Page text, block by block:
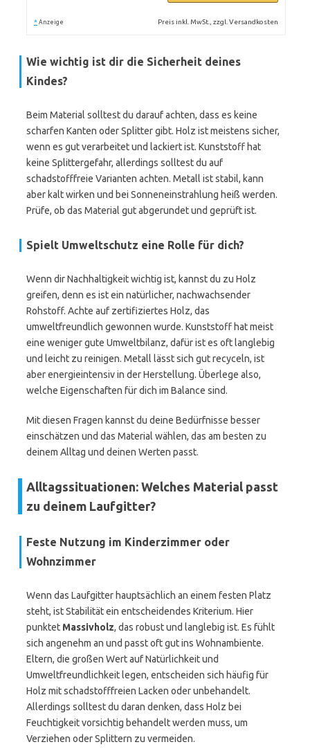
* Anzeige Preis inkl. MwSt., zzgl. Versandkosten
Wie wichtig ist dir die Sicherheit deines
Kindes?
Beim Material solltest du darauf achten, dass es keine
scharfen Kanten oder Splitter gibt. Holz ist meistens sicher,
wenn es gut verarbeitet und lackiert ist. Kunststoff hat
keine Splittergefahr, allerdings solltest du auf
schadstofffreie Varianten achten. Metall ist stabil, kann
aber kalt wirken und bei Sonneneinstrahlung heiß werden.
Prüfe, ob das Material gut abgerundet und geprüft ist.
Spielt Umweltschutz eine Rolle für dich?
Wenn dir Nachhaltigkeit wichtig ist, kannst du zu Holz
greifen, denn es ist ein natürlicher, nachwachsender
Rohstoff. Achte auf zertifiziertes Holz, das
umweltfreundlich gewonnen wurde. Kunststoff hat meist
eine weniger gute Umweltbilanz, dafür ist es oft langlebig
und leicht zu reinigen. Metall lässt sich gut recyceln, ist
aber energieintensiv in der Herstellung. Überlege also,
welche Eigenschaften für dich im Balance sind.
Mit diesen Fragen kannst du deine Bedürfnisse besser
einschätzen und das Material wählen, das am besten zu
deinem Alltag und deinen Werten passt.
Alltagssituationen: Welches Material passt
zu deinem Laufgitter?
Feste Nutzung im Kinderzimmer oder
Wohnzimmer
Wenn das Laufgitter hauptsächlich an einem festen Platz
steht, ist Stabilität ein entscheidendes Kriterium. Hier
punktet Massivholz, das robust und langlebig ist. Es fühlt
sich angenehm an und passt oft gut ins Wohnambiente.
Eltern, die großen Wert auf Natürlichkeit und
Umweltfreundlichkeit legen, entscheiden sich häufig für
Holz mit schadstofffreien Lacken oder unbehandelt.
Allerdings solltest du daran denken, dass Holz bei
Feuchtigkeit vorsichtig behandelt werden muss, um
Verziehen oder Splittern zu vermeiden.